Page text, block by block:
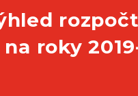
roky